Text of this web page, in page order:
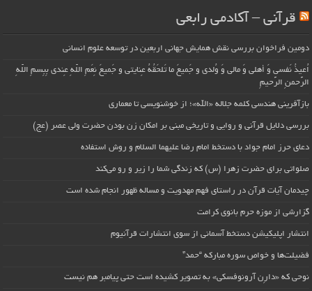
قرآنی – آکادمی رابعی
دومین فراخوان بررسی نقش همایش جهانی اربعین در توسعه علوم انسانی
اُعیذُ نَفسی وَ أهلی وَ مالی وَ وُلدی و جَمیعَ ما تَلحَقُهُ عِنایتی و جَمیعَ نِعَمِ اللّهِ عِندی بِبِسمِ اللّهِ
الرَّحمنِ الرَّحیمِ
بازآفرینی هندسی کلمه جلاله «الله»؛ از خوشنویسی تا معماری
بررسی دلایل قرآنی و روایی و تاریخی مبنی بر امکان زن بودن حضرت ولی عصر (عج)
دعای حرز امام جواد با دستخط امام رضا علیهما السلام و روش استفاده
صلواتی برای حضرت زهرا (س) که زندگی شما را زیر و رو می‌کند
چیدمان آیات قرآن در راستای فهم مهدویت و مساله ظهور انجام شده است
گزارشی از موزه حرم بانوی کرامت
انتشار اپلیکیشن دستخط آسمانی از سوی انتشارات قرآنیوم
فضیلت‌ها و خواص سوره مبارکه “حمد”
نوحی که «دارِن آرونوفسکی» به تصویر کشیده است حتی پیامبر هم نیست